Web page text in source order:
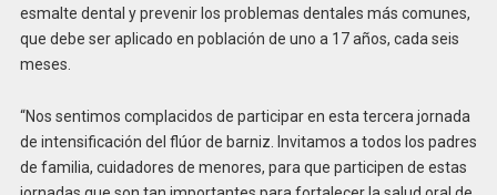
esmalte dental y prevenir los problemas dentales más comunes,
que debe ser aplicado en población de uno a 17 años, cada seis
meses.
“Nos sentimos complacidos de participar en esta tercera jornada
de intensificación del flúor de barniz. Invitamos a todos los padres
de familia, cuidadores de menores, para que participen de estas